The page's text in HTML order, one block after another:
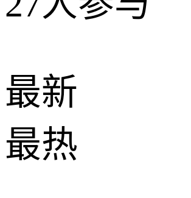
最新
最热